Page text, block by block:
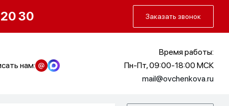
30 Заказать звонок
нам:
Время работы:
Пн-Пт, 09:00-18:00 МСК
mail@ovchenkova.ru